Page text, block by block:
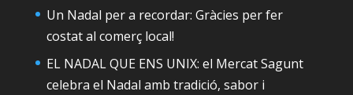
Un Nadal per a recordar: Gràcies per fer
costat al comerç local!
EL NADAL QUE ENS UNIX: el Mercat Sagunt
celebra el Nadal amb tradició, sabor i